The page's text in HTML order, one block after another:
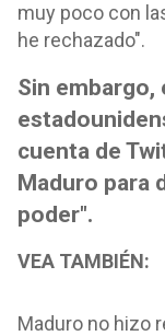
muy poco con
he rechazado".
Sin
cuenta de
Maduro para
poder".
VEA TAMBIÉN:
Maduro no hizo